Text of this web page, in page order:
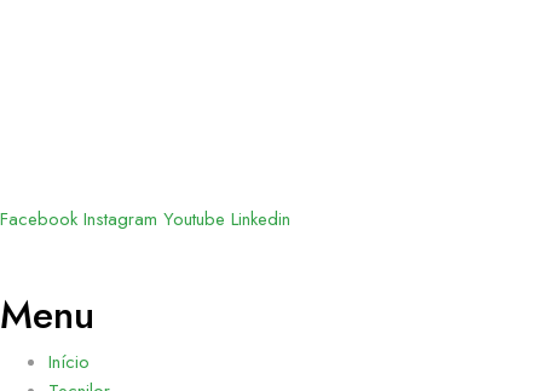
Facebook Instagram Youtube Linkedin
Menu
Início